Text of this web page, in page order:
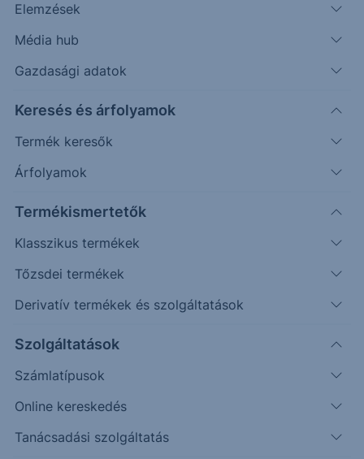
Elemzések
Média hub
Gazdasági adatok
Keresés és árfolyamok
Termék keresők
Árfolyamok
Termékismertetők
Klasszikus termékek
Tőzsdei termékek
Derivatív termékek és szolgáltatások
Szolgáltatások
Számlatípusok
Online kereskedés
Tanácsadási szolgáltatás
1 039.08
Időpont: 26.08.07. 22:00
Előző záró:
1 032.58
Árfolyamértesítő rögzítése
További információk kérése